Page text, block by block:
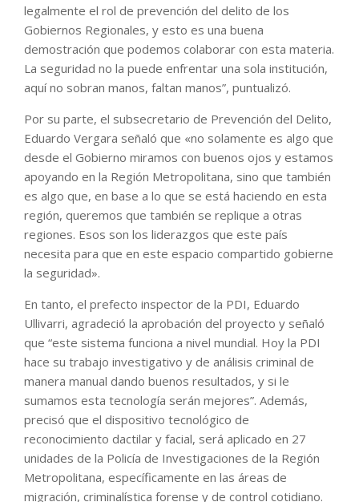
legalmente el rol de prevención del delito de los
Gobiernos Regionales, y esto es una buena
demostración que podemos colaborar con esta materia.
La seguridad no la puede enfrentar una sola institución,
aquí no sobran manos, faltan manos”, puntualizó.
Por su parte, el subsecretario de Prevención del Delito,
Eduardo Vergara señaló que «no solamente es algo que
desde el Gobierno miramos con buenos ojos y estamos
apoyando en la Región Metropolitana, sino que también
es algo que, en base a lo que se está haciendo en esta
región, queremos que también se replique a otras
regiones. Esos son los liderazgos que este país
necesita para que en este espacio compartido gobierne
la seguridad».
En tanto, el prefecto inspector de la PDI, Eduardo
Ullivarri, agradeció la aprobación del proyecto y señaló
que “este sistema funciona a nivel mundial. Hoy la PDI
hace su trabajo investigativo y de análisis criminal de
manera manual dando buenos resultados, y si le
sumamos esta tecnología serán mejores”. Además,
precisó que el dispositivo tecnológico de
reconocimiento dactilar y facial, será aplicado en 27
unidades de la Policía de Investigaciones de la Región
Metropolitana, específicamente en las áreas de
migración, criminalística forense y de control cotidiano.